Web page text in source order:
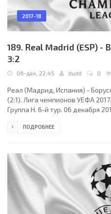
2017-18
189. Real Madrid (ESP) -
3:2
06-дек, 22:45 dudd 0
Реал (Мадрид, Испания) -
(2:1). Лига чемпионов УЕФА
Группа H. 6-й тур. 06 декабря
73323 зрителя (86 % при
Мартин Вильчек (Чехия).
арбитра: Петр Арделяну, Карел
ПОДРОБНЕЕ